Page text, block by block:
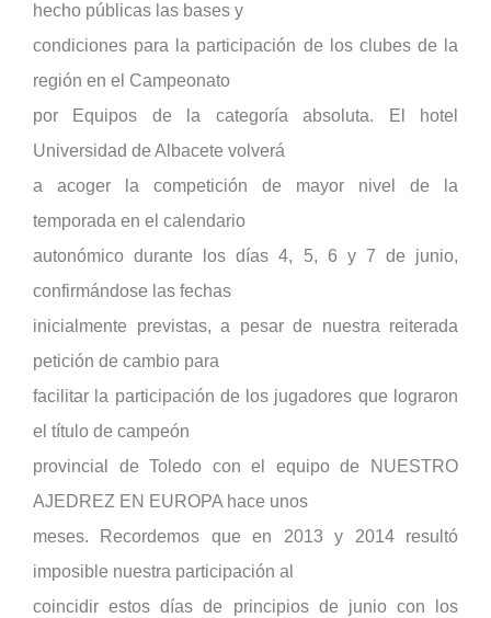
hecho públicas las bases y
condiciones para la participación de los clubes de la
región en el Campeonato
por Equipos de la categoría absoluta. El hotel
Universidad de Albacete volverá
a acoger la competición de mayor nivel de la
temporada en el calendario
autonómico durante los días 4, 5, 6 y 7 de junio,
confirmándose las fechas
inicialmente previstas, a pesar de nuestra reiterada
petición de cambio para
facilitar la participación de los jugadores que lograron
el título de campeón
provincial de Toledo con el equipo de NUESTRO
AJEDREZ EN EUROPA hace unos
meses. Recordemos que en 2013 y 2014 resultó
imposible nuestra participación al
coincidir estos días de principios de junio con los